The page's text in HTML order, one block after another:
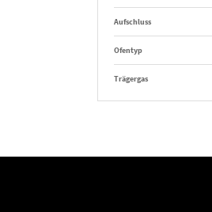
Aufschluss
Ofentyp
Trägergas